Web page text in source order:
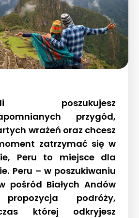
poszukujesz
przygód,
wrażeń oraz chcesz
zatrzymać się w
Peru to miejsce dla
Peru – w poszukiwaniu
pośród Białych Andów
podróży,
której odkryjesz